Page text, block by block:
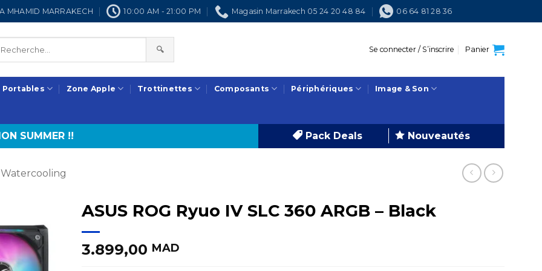
MHAMID MARRAKECH 10:00 AM - 21:00 PM Magasin Marrakech 05 24 20 48 84 06 64 81 28 36
🔍 Se connecter / S’inscrire Panier
Portables Zone Apple Trottinettes Composants Périphériques Image & Son
SUMMER !! Pack Deals Nouveautés
Watercooling
ASUS ROG Ryuo IV SLC 360 ARGB – Black
3.899,00 MAD